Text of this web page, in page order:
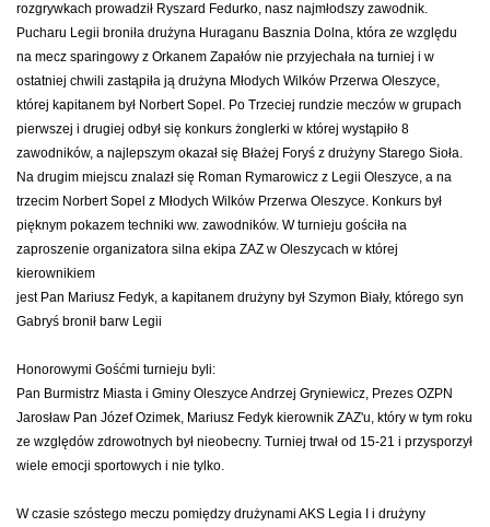
rozgrywkach prowadził Ryszard Fedurko, nasz najmłodszy zawodnik.
Pucharu Legii broniła drużyna Huraganu Basznia Dolna, która ze względu
na mecz sparingowy z Orkanem Zapałów nie przyjechała na turniej i w
ostatniej chwili zastąpiła ją drużyna Młodych Wilków Przerwa Oleszyce,
której kapitanem był Norbert Sopel. Po Trzeciej rundzie meczów w grupach
pierwszej i drugiej odbył się konkurs żonglerki w której wystąpiło 8
zawodników, a najlepszym okazał się Błażej Foryś z drużyny Starego Sioła.
Na drugim miejscu znalazł się Roman Rymarowicz z Legii Oleszyce, a na
trzecim Norbert Sopel z Młodych Wilków Przerwa Oleszyce. Konkurs był
pięknym pokazem techniki ww. zawodników. W turnieju gościła na
zaproszenie organizatora silna ekipa ZAZ w Oleszycach w której
kierownikiem
jest Pan Mariusz Fedyk, a kapitanem drużyny był Szymon Biały, którego syn
Gabryś bronił barw Legii
Honorowymi Gośćmi turnieju byli:
Pan Burmistrz Miasta i Gminy Oleszyce Andrzej Gryniewicz, Prezes OZPN
Jarosław Pan Józef Ozimek, Mariusz Fedyk kierownik ZAZ'u, który w tym roku
ze względów zdrowotnych był nieobecny. Turniej trwał od 15-21 i przysporzył
wiele emocji sportowych i nie tylko.
W czasie szóstego meczu pomiędzy drużynami AKS Legia I i drużyny